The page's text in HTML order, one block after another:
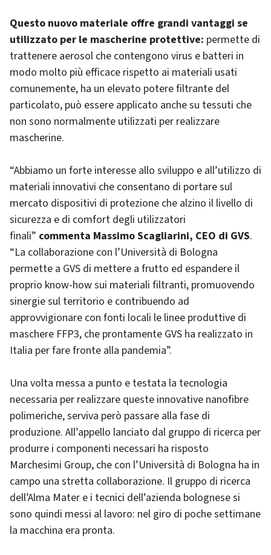
Questo nuovo materiale offre grandi vantaggi se
utilizzato per le mascherine protettive: permette di
trattenere aerosol che contengono virus e batteri in
modo molto più efficace rispetto ai materiali usati
comunemente, ha un elevato potere filtrante del
particolato, può essere applicato anche su tessuti che
non sono normalmente utilizzati per realizzare
mascherine.
“Abbiamo un forte interesse allo sviluppo e all’utilizzo di
materiali innovativi che consentano di portare sul
mercato dispositivi di protezione che alzino il livello di
sicurezza e di comfort degli utilizzatori
finali” commenta Massimo Scagliarini, CEO di GVS.
“La collaborazione con l’Università di Bologna
permette a GVS di mettere a frutto ed espandere il
proprio know-how sui materiali filtranti, promuovendo
sinergie sul territorio e contribuendo ad
approvvigionare con fonti locali le linee produttive di
maschere FFP3, che prontamente GVS ha realizzato in
Italia per fare fronte alla pandemia”.
Una volta messa a punto e testata la tecnologia
necessaria per realizzare queste innovative nanofibre
polimeriche, serviva però passare alla fase di
produzione. All’appello lanciato dal gruppo di ricerca per
produrre i componenti necessari ha risposto
Marchesimi Group, che con l’Università di Bologna ha in
campo una stretta collaborazione. Il gruppo di ricerca
dell’Alma Mater e i tecnici dell’azienda bolognese si
sono quindi messi al lavoro: nel giro di poche settimane
la macchina era pronta.